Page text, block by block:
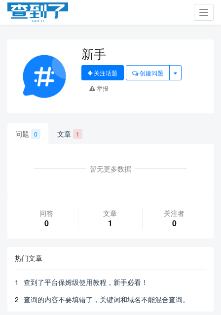
新手
关注话题
创建问题
举报
问题 0 文章 1
暂无更多数据
问答
0
文章
1
关注者
0
热门文章
1
查到了平台保姆级使用教程，新手必看！
2 查询的内容不要填错了，关键词和域名不能混合查询。